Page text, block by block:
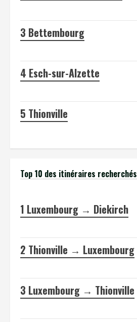
3 Bettembourg
4 Esch-sur-Alzette
5 Thionville
Top 10 des itinéraires recherchés
1 Luxembourg → Diekirch
2 Thionville → Luxembourg
3 Luxembourg → Thionville